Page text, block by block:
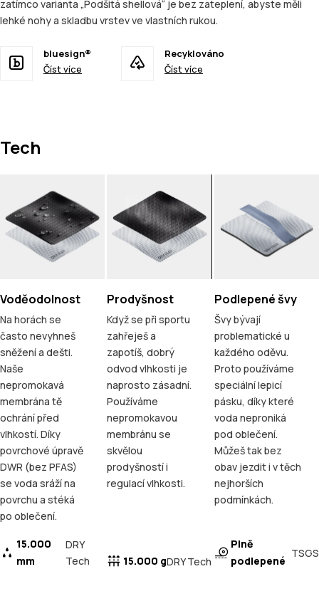
zatímco varianta „Podšitá shellová“ je bez zateplení, abyste měli
lehké nohy a skladbu vrstev ve vlastních rukou.
bluesign®
Číst více
Recyklováno
Číst více
Tech
Voděodolnost
Na horách se
často nevyhneš
sněžení a dešti.
Naše
nepromokavá
membrána tě
ochrání před
vlhkostí. Díky
povrchové úpravě
DWR (bez PFAS)
se voda sráží na
povrchu a stéká
po oblečení.
15.000
mm
DRY
Tech
Prodyšnost
Když se při sportu
zahřeješ a
zapotíš, dobrý
odvod vlhkosti je
naprosto zásadní.
Používáme
nepromokavou
membránu se
skvělou
prodyšností i
regulací vlhkosti.
15.000 gDRY Tech
Podlepené švy
Švy bývají
problematické u
každého oděvu.
Proto používáme
speciální lepicí
pásku, díky které
voda neproniká
pod oblečení.
Můžeš tak bez
obav jezdit i v těch
nejhorších
podmínkách.
Plně
podlepené
TSGS